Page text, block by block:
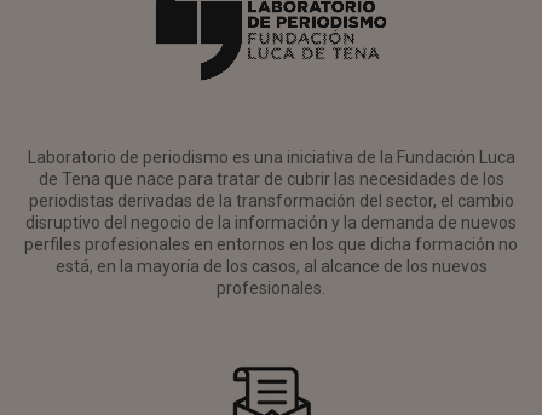
Laboratorio de periodismo es una iniciativa de la Fundación Luca
de Tena que nace para tratar de cubrir las necesidades de los
periodistas derivadas de la transformación del sector, el cambio
disruptivo del negocio de la información y la demanda de nuevos
perfiles profesionales en entornos en los que dicha formación no
está, en la mayoría de los casos, al alcance de los nuevos
profesionales.